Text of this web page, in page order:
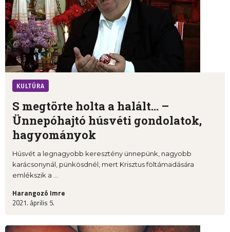
KULTÚRA
S megtörte holta a halált… –
Ünnepóhajtó húsvéti gondolatok,
hagyományok
Húsvét a legnagyobb keresztény ünnepünk, nagyobb
karácsonynál, pünkösdnél, mert Krisztus föltámadására
emlékszik a ...
Harangozó Imre
2021. április 5.